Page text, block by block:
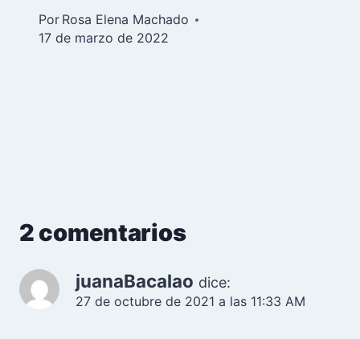
Por Rosa Elena Machado
17 de marzo de 2022
2 comentarios
juanaBacalao dice:
27 de octubre de 2021 a las 11:33 AM